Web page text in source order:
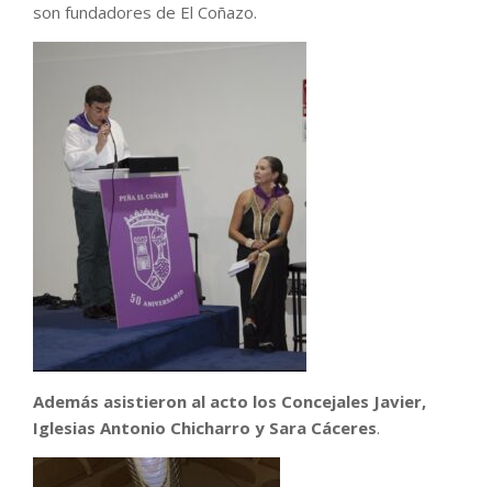
son fundadores de El Coñazo.
Además asistieron al acto los Concejales Javier,
Iglesias Antonio Chicharro y Sara Cáceres.